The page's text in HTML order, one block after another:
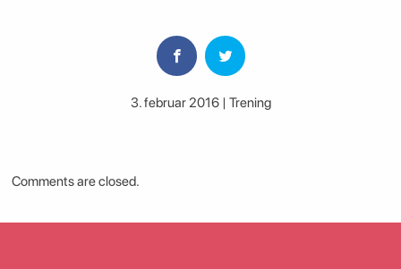
3. februar 2016 | Trening
Comments are closed.